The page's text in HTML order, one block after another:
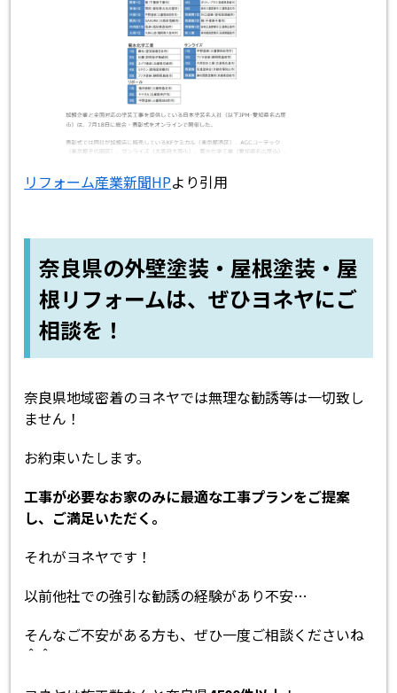
リフォーム産業新聞HPより引用
奈良県の外壁塗装・屋根塗装・屋
根リフォームは、ぜひヨネヤにご
相談を！
奈良県地域密着のヨネヤでは無理な勧誘等は一切致し
ません！
お約束いたします。
工事が必要なお家のみに最適な工事プランをご提案
し、ご満足いただく。
それがヨネヤです！
以前他社での強引な勧誘の経験があり不安…
そんなご不安がある方も、ぜひ一度ご相談くださいね
＾＾